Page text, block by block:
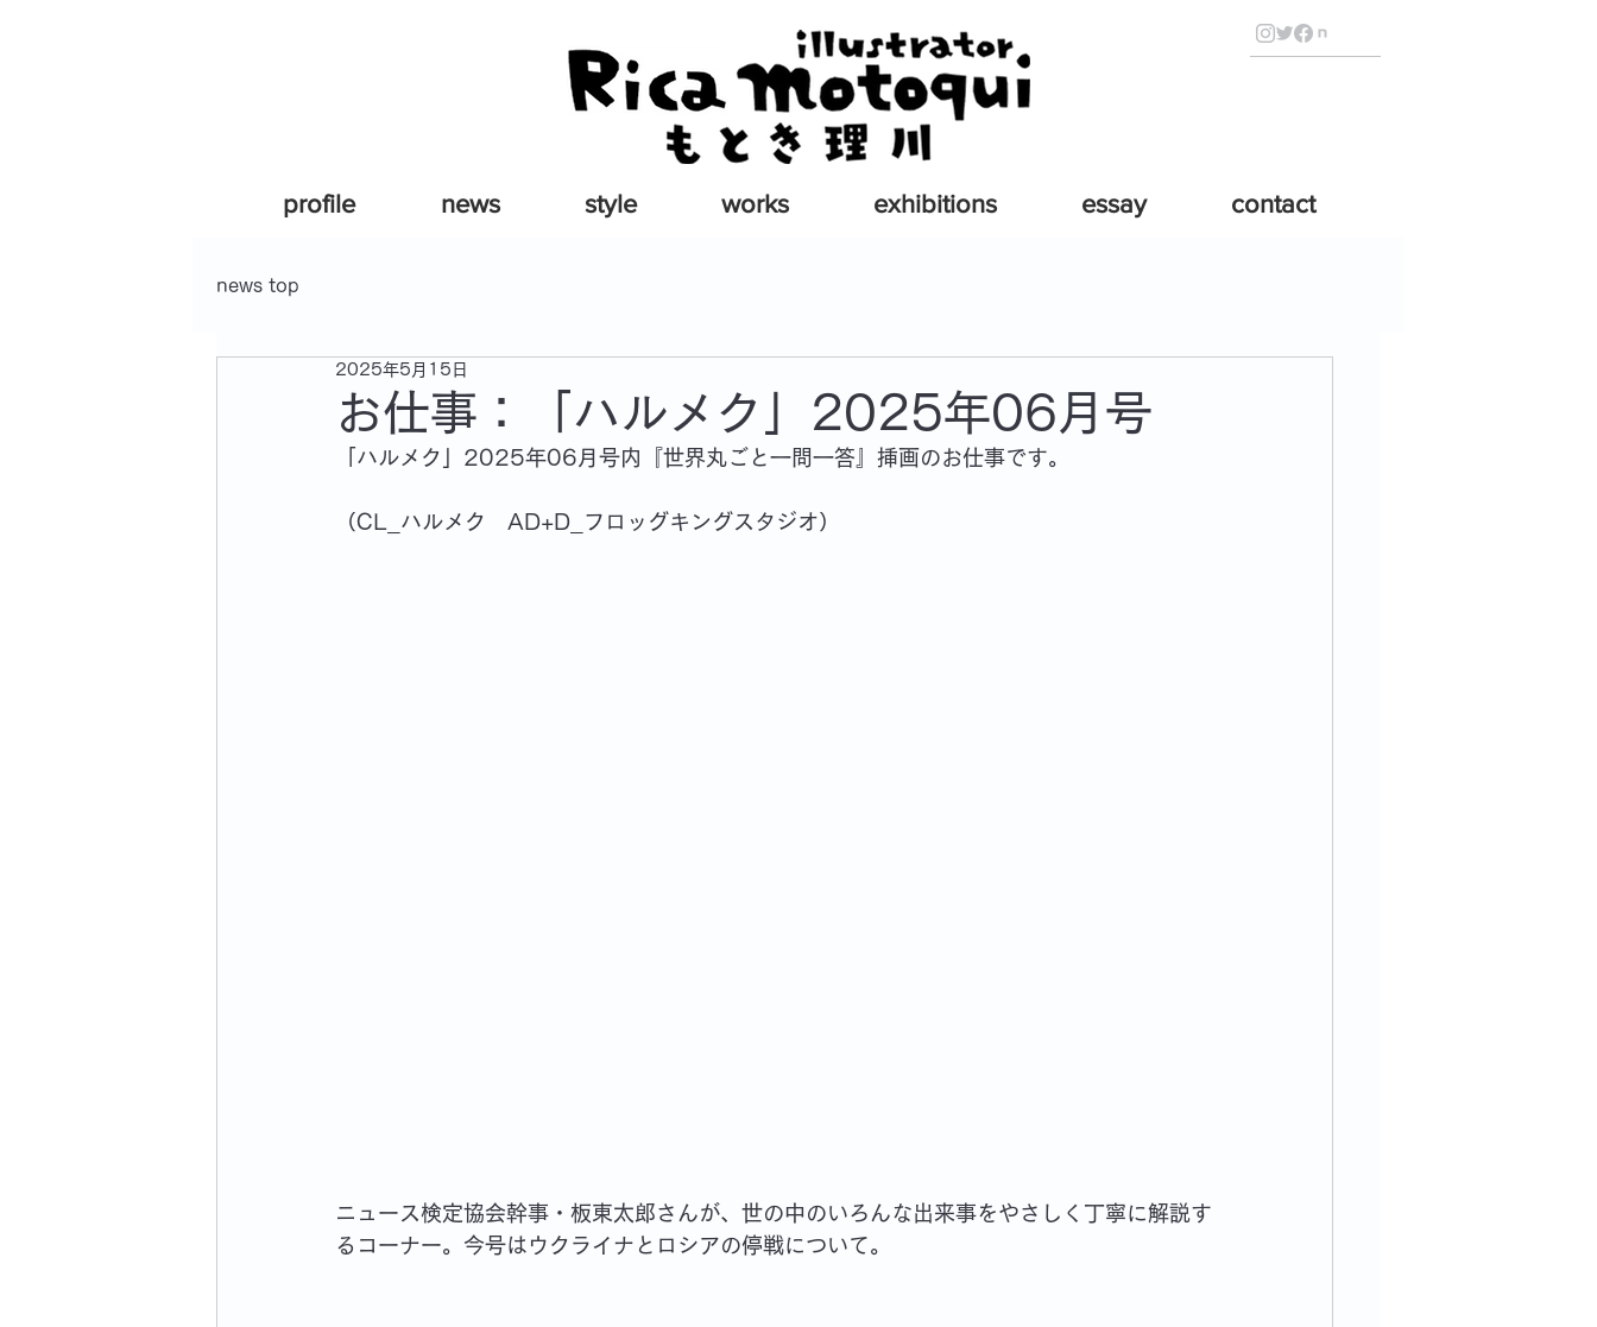
profile news style works exhibitions essay contact
news top
お仕事：「ハルメク」2025年06月号
2025年5月15日
「ハルメク」2025年06月号内『世界丸ごと一問一答』挿画のお仕事です。
（CL_ハルメク　AD+D_フロッグキングスタジオ）
ニュース検定協会幹事・板東太郎さんが、世の中のいろんな出来事をやさしく丁寧に解説す
るコーナー。今号はウクライナとロシアの停戦について。